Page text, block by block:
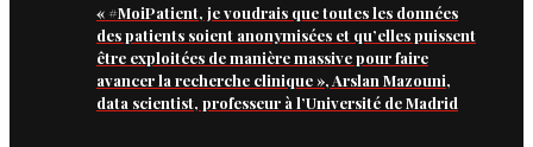
« #MoiPatient, je voudrais que toutes les données
des patients soient anonymisées et qu’elles puissent
être exploitées de manière massive pour faire
avancer la recherche clinique », Arslan Mazouni,
data scientist, professeur à l’Université de Madrid